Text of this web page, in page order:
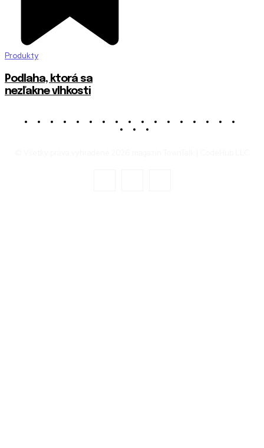
Produkty
Podlaha, ktorá sa
nezľakne vlhkosti